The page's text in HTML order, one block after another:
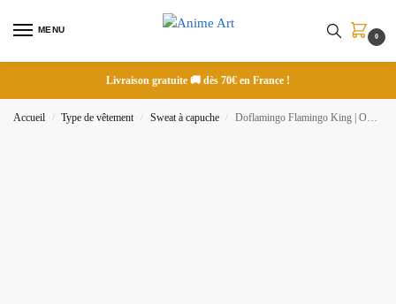
MENU
0
Livraison gratuite 🚚 dès 70€ en France !
Accueil / Type de vêtement / Sweat à capuche / Doflamingo Flamingo King | One Piece | Sweat à capuche brodé